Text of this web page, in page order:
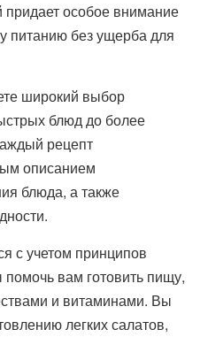
придает особое внимание
питанию без ущерба для
широкий выбор
блюд до более
рецепт
описанием
блюда, а также
с учетом принципов
помочь вам готовить пищу,
и витаминами. Вы
легких салатов,